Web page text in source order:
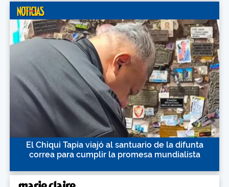
El Chiqui Tapia viajó al santuario de la difunta
correa para cumplir la promesa mundialista